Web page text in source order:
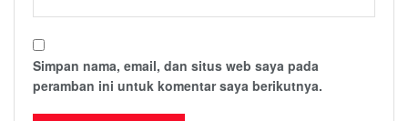
Simpan nama, email, dan situs web saya pada
peramban ini untuk komentar saya berikutnya.